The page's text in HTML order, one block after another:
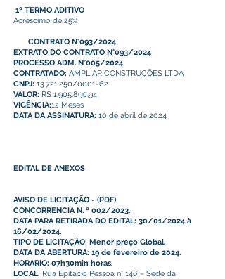
1º TERMO ADITIVO
Acréscimo de 25%
CONTRATO N°093/2024
EXTRATO DO CONTRATO N°093/2024
PROCESSO ADM. N°005/2024
CONTRATADO: AMPLIAR CONSTRUÇÕES LTDA
CNPJ: 13.721.250/0001-62
VALOR: R$ 1.905.890,94
VIGÊNCIA:12 Meses
DATA DA ASSINATURA: 10 de abril de 2024
EDITAL DE ANEXOS
AVISO DE LICITAÇÃO - (PDF)
CONCORRENCIA N. º 002/2023.
DATA PARA RETIRADA DO EDITAL: 30/01/2024 à
16/02/2024.
TIPO DE LICITAÇÃO: Menor preço Global.
DATA DA ABERTURA: 19 de fevereiro de 2024.
HORARIO: 07h30min horas.
LOCAL: Rua Epitácio Pessoa n° 146 – Sede da